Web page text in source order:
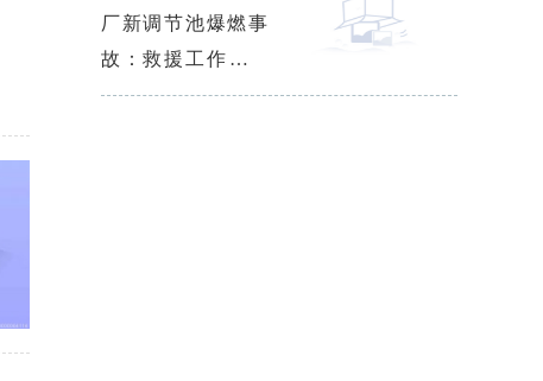
厂新调节池爆燃事
故：救援工作已基
本结束